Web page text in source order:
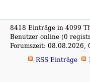
8418 Einträge in 4099
Benutzer online (0
Forumszeit: 08.08.2026,
RSS Einträge